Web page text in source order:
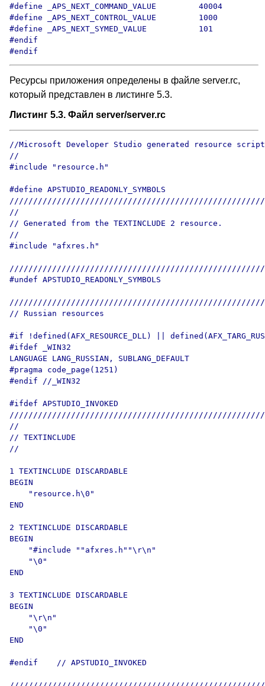
#define _APS_NEXT_COMMAND_VALUE         40004
#define _APS_NEXT_CONTROL_VALUE         1000
#define _APS_NEXT_SYMED_VALUE           101
#endif
Ресурсы приложения определены в файле server.rc,
который представлен в листинге 5.3.
Листинг 5.3. Файл server/server.rc
//Microsoft Developer Studio generated resource
//
#include "resource.h"
#define APSTUDIO_READONLY_SYMBOLS
//
// Generated from the TEXTINCLUDE 2 resource.
//
#include "afxres.h"
#undef APSTUDIO_READONLY_SYMBOLS
// Russian resources
#if !defined(AFX_RESOURCE_DLL) ||
#ifdef _WIN32
LANGUAGE LANG_RUSSIAN, SUBLANG_DEFAULT
#pragma code_page(1251)
#endif //_WIN32
#ifdef APSTUDIO_INVOKED
//
// TEXTINCLUDE
//
1 TEXTINCLUDE DISCARDABLE
BEGIN
    "resource.h\0"
END
2 TEXTINCLUDE DISCARDABLE
BEGIN
    "#include ""afxres.h""\r\n"
    "\0"
END
3 TEXTINCLUDE DISCARDABLE
BEGIN
    "\r\n"
    "\0"
END
#endif    // APSTUDIO_INVOKED